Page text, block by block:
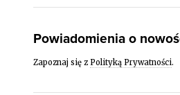
Powiadomienia o
Zapoznaj się z Polityką Prywatności.